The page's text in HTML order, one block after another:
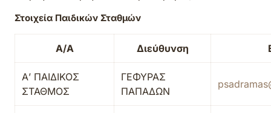
Στοιχεία Παιδικών Σταθμών
Α/Α Διεύθυνση
Α’ ΠΑΙΔΙΚΟΣ
ΣΤΑΘΜΟΣ
ΓΕΦΥΡΑΣ
ΠΑΠΑΔΩΝ